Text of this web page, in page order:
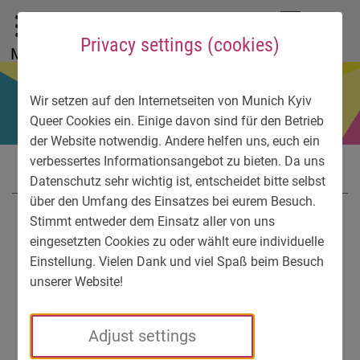
Privacy settings (cookies)
Wir setzen auf den Internetseiten von Munich Kyiv
Queer Cookies ein. Einige davon sind für den Betrieb
der Website notwendig. Andere helfen uns, euch ein
verbessertes Informationsangebot zu bieten. Da uns
Datenschutz sehr wichtig ist, entscheidet bitte selbst
über den Umfang des Einsatzes bei eurem Besuch.
Stimmt entweder dem Einsatz aller von uns
eingesetzten Cookies zu oder wählt eure individuelle
Einstellung. Vielen Dank und viel Spaß beim Besuch
unserer Website!
Adjust settings
To main menu
To language menu
To search
To content
To service information
Menu